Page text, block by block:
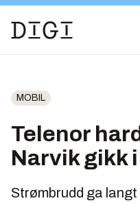
MOBIL
Telenor
Narvik gikk
Strømbrudd ga